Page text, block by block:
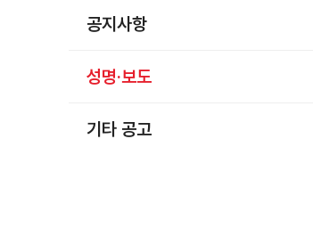
공지사항
성명·보도
기타 공고